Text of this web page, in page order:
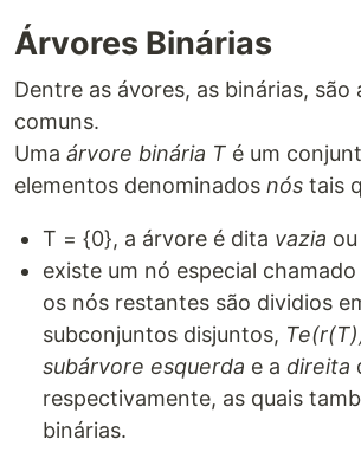
Árvores Binárias
Dentre as ávores, as binárias, são
comuns.
Uma árvore binária T é um
elementos denominados nós tais
T = {0}, a árvore é dita vazia ou
existe um nó especial chamado
os nós restantes são dividios
subconjuntos disjuntos,
subárvore esquerda e a direita
respectivamente, as quais
binárias.